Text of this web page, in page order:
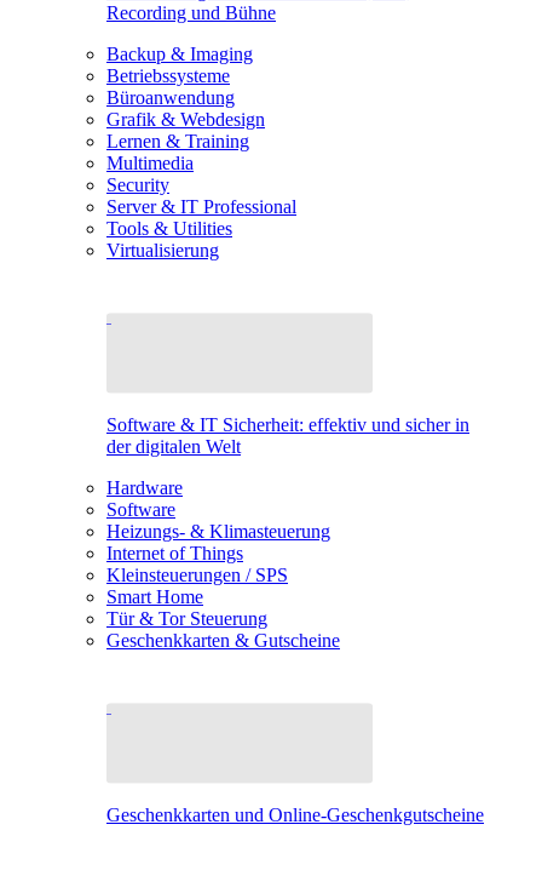
Recording und Bühne
Backup & Imaging
Betriebssysteme
Büroanwendung
Grafik & Webdesign
Lernen & Training
Multimedia
Security
Server & IT Professional
Tools & Utilities
Virtualisierung
Software & IT Sicherheit: effektiv und sicher in
der digitalen Welt
Hardware
Software
Heizungs- & Klimasteuerung
Internet of Things
Kleinsteuerungen / SPS
Smart Home
Tür & Tor Steuerung
Geschenkkarten & Gutscheine
Geschenkkarten und Online-Geschenkgutscheine